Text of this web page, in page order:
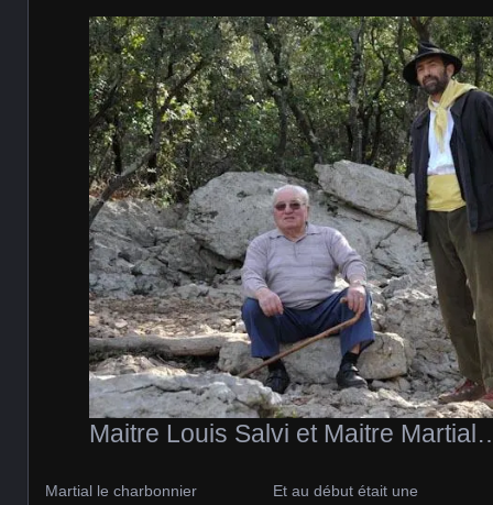
Maitre Louis Salvi et Maitre
Martial le charbonnier
Et au début était une